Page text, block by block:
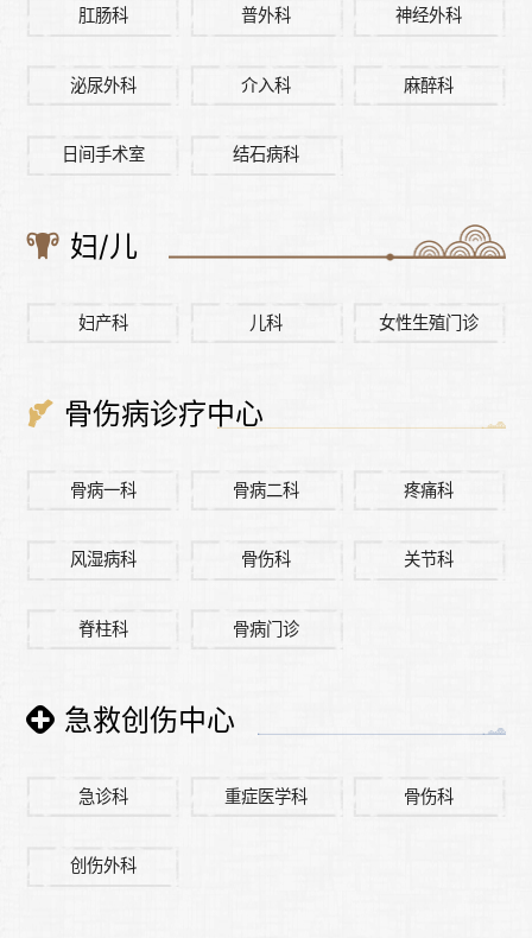
肛肠科 普外科 神经外科
泌尿外科 介入科 麻醉科
日间手术室 结石病科
妇/儿
妇产科 儿科 女性生殖门诊
骨伤病诊疗中心
骨病一科 骨病二科 疼痛科
风湿病科 骨伤科 关节科
脊柱科 骨病门诊
急救创伤中心
急诊科 重症医学科 骨伤科
创伤外科